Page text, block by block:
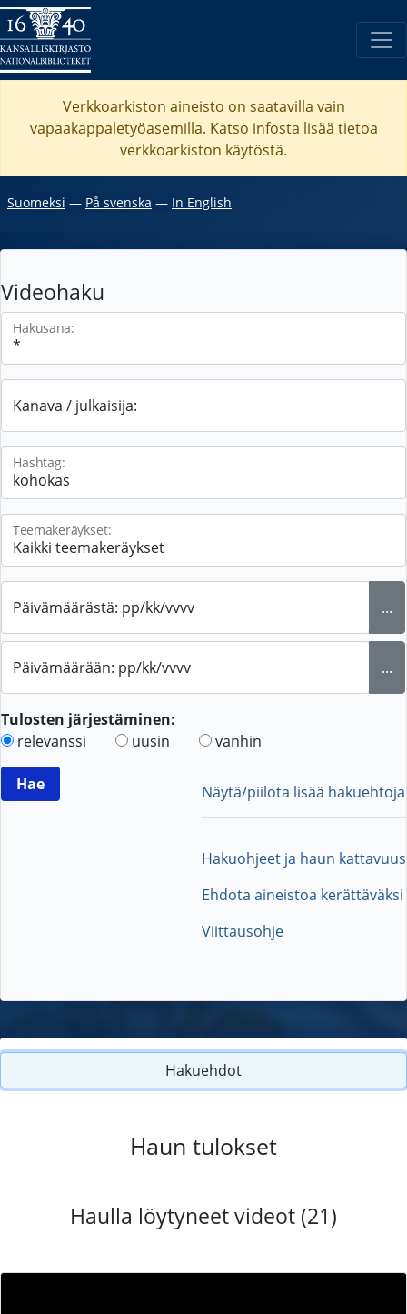
Verkkoarkiston aineisto on saatavilla vain
vapaakappaletyöasemilla. Katso infosta lisää tietoa
verkkoarkiston käytöstä.
Suomeksi ― På svenska ― In English
Videohaku
Hakusana:
Kanava / julkaisija:
Hashtag:
Teemakeräykset:
Päivämäärästä: pp/kk/vvvv ...
Päivämäärään: pp/kk/vvvv ...
Tulosten järjestäminen:
relevanssi
uusin vanhin
Näytä/piilota lisää hakuehtoja
Hakuohjeet ja haun kattavuus
Ehdota aineistoa kerättäväksi
Viittausohje
Hakuehdot
Haun tulokset
Haulla löytyneet videot (21)